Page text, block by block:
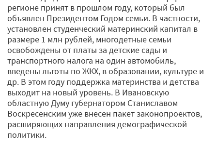
регионе принят в прошлом году, который был
объявлен Президентом Годом семьи. В частности,
установлен студенческий материнский капитал в
размере 1 млн рублей, многодетные семьи
освобождены от платы за детские сады и
транспортного налога на один автомобиль,
введены льготы по ЖКХ, в образовании, культуре и
др. В этом году поддержка материнства и детства
выходит на новый уровень. В Ивановскую
областную Думу губернатором Станиславом
Воскресенским уже внесен пакет законопроектов,
расширяющих направления демографической
политики.